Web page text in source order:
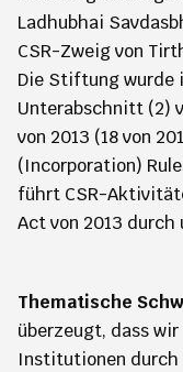
Ladhubhai
CSR-Zweig von
Die Stiftung wurde
Unterabschnitt (2)
von 2013 (18 von
(Incorporation)
führt CSR-
Act von 2013
Thematische
überzeugt, dass
Institutionen durch